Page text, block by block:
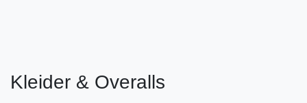
Kleider & Overalls